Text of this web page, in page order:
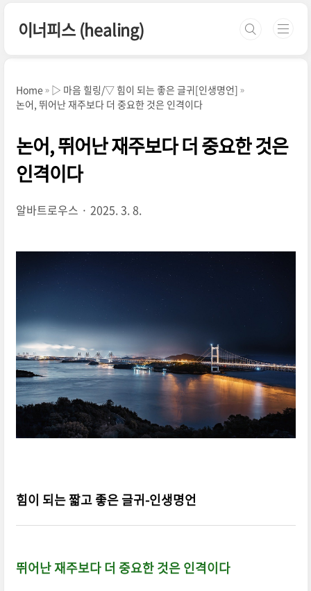
이너피스 (healing)
Home
▷ 마음 힐링/▽ 힘이 되는 좋은 글귀[인생명언]
논어, 뛰어난 재주보다 더 중요한 것은 인격이다
논어, 뛰어난 재주보다 더 중요한 것은
인격이다
알바트로우스 2025. 3. 8.
힘이 되는 짧고 좋은 글귀-인생명언
뛰어난 재주보다 더 중요한 것은 인격이다